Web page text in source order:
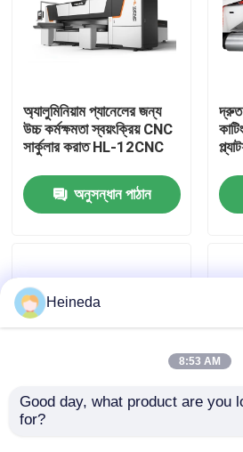
আমাদের সম্পর্কে
কারখানা ভ্রমণ
মান নিয়ন্ত্রণ
যোগাযোগ করুন
খবর
উদ্ধৃতির জন্য আবেদন
অ্যালুমিনিয়াম প্যানেলের জন্য
উচ্চ কর্মক্ষমতা স্বয়ংক্রিয় CNC
সার্কুলার করাত HL-12CNC
অনুসন্ধান পাঠান
দ্রুত
সি-৬ সিএনসি সার্কুলার স মিলিং
Heineda
8:53 AM
Good day, what product are you
for?